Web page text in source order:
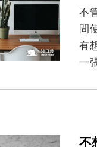
不
間
有
一
不